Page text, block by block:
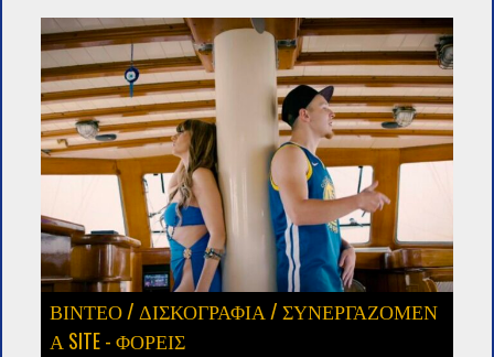
ΒΙΝΤΕΟ/ ΔΙΣΚΟΓΡΑΦΙΑ /ΣΥΝΕΡΓΑΖΟΜΕΝ
Α SITE - ΦΟΡΕΙΣ